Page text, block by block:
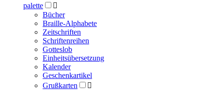
palette

Bücher
Braille-Alphabete
Zeitschriften
Schriftenreihen
Gotteslob
Einheitsübersetzung
Kalender
Geschenkartikel
Grußkarten
